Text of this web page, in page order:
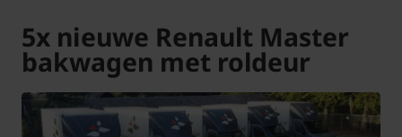
5x nieuwe Renault Master
bakwagen met roldeur